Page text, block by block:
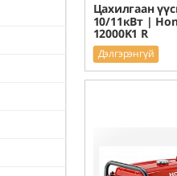
Цахилгаан
10/11кВт |
12000K1 R
Дэлгэрэнгүй